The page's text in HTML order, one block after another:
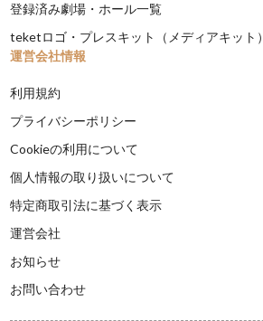
登録済み劇場・ホール一覧
teketロゴ・プレスキット（メディアキット）
運営会社情報
利用規約
プライバシーポリシー
Cookieの利用について
個人情報の取り扱いについて
特定商取引法に基づく表示
運営会社
お知らせ
お問い合わせ